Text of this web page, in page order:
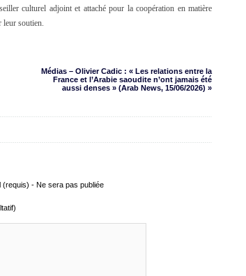
culturel adjoint et attaché pour la coopération en matière
leur soutien.
Médias – Olivier Cadic : « Les relations entre la
France et l’Arabie saoudite n’ont jamais été
aussi denses » (Arab News, 15/06/2026) »
(requis) - Ne sera pas publiée